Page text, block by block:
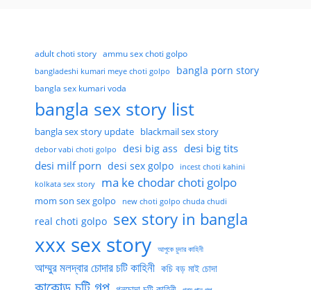
adult choti story ammu sex choti golpo
bangladeshi kumari meye choti golpo bangla porn story
bangla sex kumari voda
bangla sex story list
bangla sex story update blackmail sex story
debor vabi choti golpo desi big ass desi big tits
desi milf porn desi sex golpo incest choti kahini
kolkata sex story ma ke chodar choti golpo
mom son sex golpo new choti golpo chuda chudi
real choti golpo sex story in bangla
xxx sex story আপুকে চুদার কাহিনী
আম্মুর মলদ্বার চোদার চটি কাহিনী কচি বড় মাই চোদা